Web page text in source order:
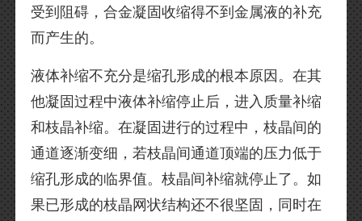
受到阻碍，合金凝固收缩得不到金属液的补充
而产生的。
液体补缩不充分是缩孔形成的根本原因。在其
他凝固过程中液体补缩停止后，进入质量补缩
和枝晶补缩。在凝固进行的过程中，枝晶间的
通道逐渐变细，若枝晶间通道顶端的压力低于
缩孔形成的临界值。枝晶间补缩就停止了。如
果已形成的枝晶网状结构还不很坚固，同时在